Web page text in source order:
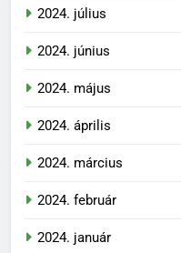
2024. július
2024. június
2024. május
2024. április
2024. március
2024. február
2024. január